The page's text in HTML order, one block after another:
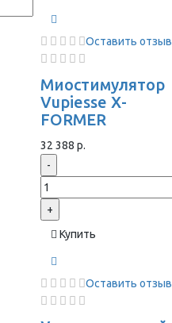
Оставить отзыв
Миостимулятор
Vupiesse X-
FORMER
32 388 р.
-
+
Купить
Оставить отзыв